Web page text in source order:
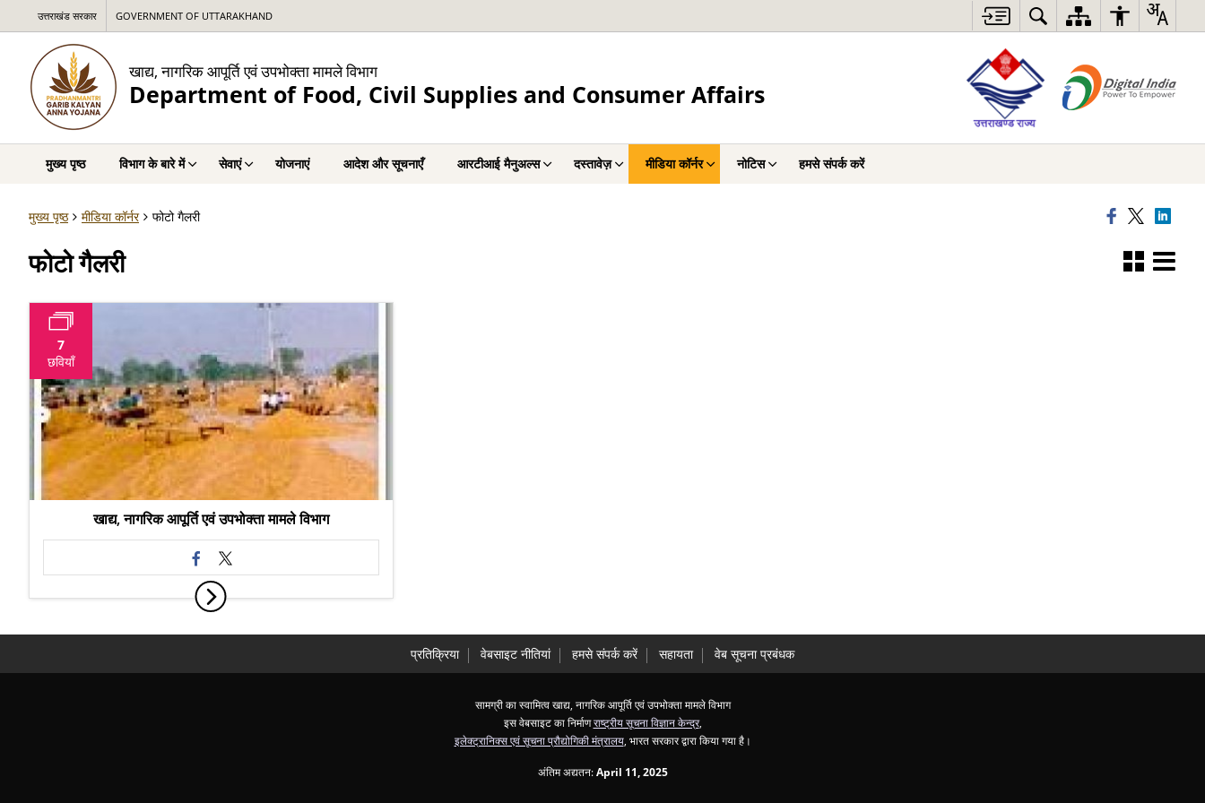
उत्तराखंड सरकार GOVERNMENT OF UTTARAKHAND
खाद्य, नागरिक आपूर्ति एवं उपभोक्ता मामले विभाग
Department of Food, Civil Supplies and Consumer Affairs
मुख्य पृष्ठ विभाग के बारे में सेवाएं योजनाएं आदेश और सूचनाएँ आरटीआई मैनुअल्स दस्तावेज़ मीडिया कॉर्नर नोटिस हमसे संपर्क करें
मुख्य पृष्ठ मीडिया कॉर्नर फोटो गैलरी
फोटो गैलरी
7
छवियाँ
खाद्य, नागरिक आपूर्ति एवं उपभोक्ता मामले विभाग
प्रतिक्रिया वेबसाइट नीतियां हमसे संपर्क करें सहायता वेब सूचना प्रबंधक
सामग्री का स्वामित्व खाद्य, नागरिक आपूर्ति एवं उपभोक्ता मामले विभाग
इस वेबसाइट का निर्माणराष्ट्रीय सूचना विज्ञान केन्द्र,
इलेक्ट्रानिक्स एवं सूचना प्रौद्योगिकी मंत्रालय, भारत सरकार द्वारा किया गया है।
अंतिम अद्यतन:April 11, 2025